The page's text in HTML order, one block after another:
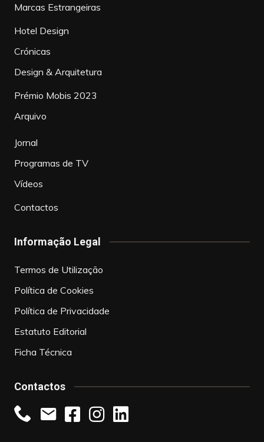
Marcas Estrangeiras
Hotel Design
Crónicas
Design & Arquitetura
Prémio Mobis 2023
Arquivo
Jornal
Programas de TV
Vídeos
Contactos
Informação Legal
Termos de Utilização
Política de Cookies
Política de Privacidade
Estatuto Editorial
Ficha Técnica
Contactos